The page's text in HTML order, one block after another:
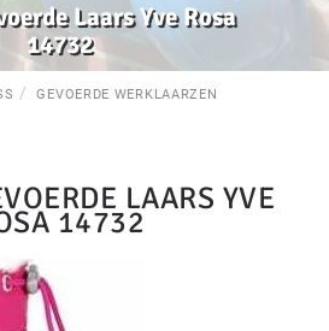
Laars Yve Rosa
14732
GEVOERDE WERKLAARZEN
LAARS YVE
14732